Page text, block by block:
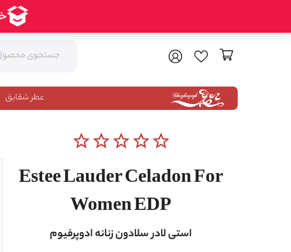
عطر شقایق
star_borderstar_borderstar_borderstar_borderstar_border
Estee Lauder Celadon For
Women EDP
استی لادر سلادون زنانه ادوپرفیوم